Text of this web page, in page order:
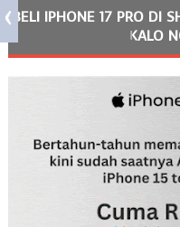
BELI IPHONE 17 PRO DI
KALO